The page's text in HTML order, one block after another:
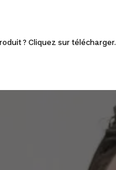
? Cliquez sur télécharger.